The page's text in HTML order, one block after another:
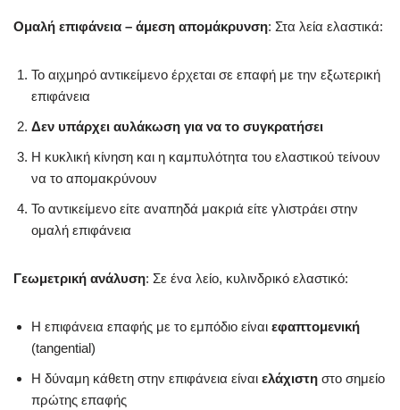
Ομαλή επιφάνεια – άμεση απομάκρυνση: Στα λεία ελαστικά:
Το αιχμηρό αντικείμενο έρχεται σε επαφή με την εξωτερική
επιφάνεια
Δεν υπάρχει αυλάκωση για να το συγκρατήσει
Η κυκλική κίνηση και η καμπυλότητα του ελαστικού τείνουν
να το απομακρύνουν
Το αντικείμενο είτε αναπηδά μακριά είτε γλιστράει στην
ομαλή επιφάνεια
Γεωμετρική ανάλυση: Σε ένα λείο, κυλινδρικό ελαστικό:
Η επιφάνεια επαφής με το εμπόδιο είναι εφαπτομενική
(tangential)
Η δύναμη κάθετη στην επιφάνεια είναι ελάχιστη στο σημείο
πρώτης επαφής